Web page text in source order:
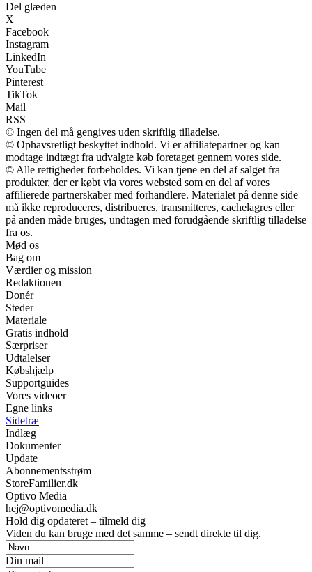
Del glæden
X
Facebook
Instagram
LinkedIn
YouTube
Pinterest
TikTok
Mail
RSS
© Ingen del må gengives uden skriftlig tilladelse.
© Ophavsretligt beskyttet indhold. Vi er affiliatepartner og kan
modtage indtægt fra udvalgte køb foretaget gennem vores side.
© Alle rettigheder forbeholdes. Vi kan tjene en del af salget fra
produkter, der er købt via vores websted som en del af vores
affilierede partnerskaber med forhandlere. Materialet på denne side
må ikke reproduceres, distribueres, transmitteres, cachelagres eller
på anden måde bruges, undtagen med forudgående skriftlig tilladelse
fra os.
Mød os
Bag om
Værdier og mission
Redaktionen
Donér
Steder
Materiale
Gratis indhold
Særpriser
Udtalelser
Købshjælp
Supportguides
Vores videoer
Egne links
Sidetræ
Indlæg
Dokumenter
Update
Abonnementsstrøm
StoreFamilier.dk
Optivo Media
hej@optivomedia.dk
Hold dig opdateret – tilmeld dig
Viden du kan bruge med det samme – sendt direkte til dig.
Din mail